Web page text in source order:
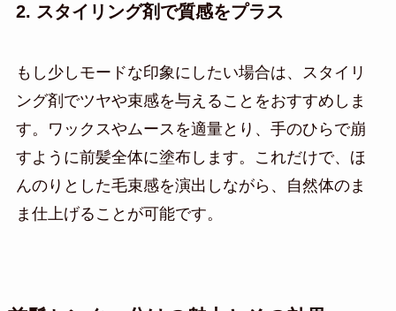
2. スタイリング剤で質感をプラス
もし少しモードな印象にしたい場合は、スタイリ
ング剤でツヤや束感を与えることをおすすめしま
す。ワックスやムースを適量とり、手のひらで崩
すように前髪全体に塗布します。これだけで、ほ
んのりとした毛束感を演出しながら、自然体のま
ま仕上げることが可能です。